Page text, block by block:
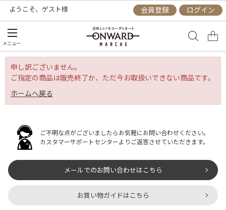
ようこそ、 ゲスト様 会員登録 ログイン
メニュー
申し訳ございません。
ご指定の商品は販売終了か、ただ今お取扱いできない商品です。
ホームへ戻る
ご不明な点がございましたらお気軽にお問い合わせください。
カスタマーサポートセンターよりご返答させていただきます。
メールでのお問い合わせはこちら
お買い物ガイドはこちら